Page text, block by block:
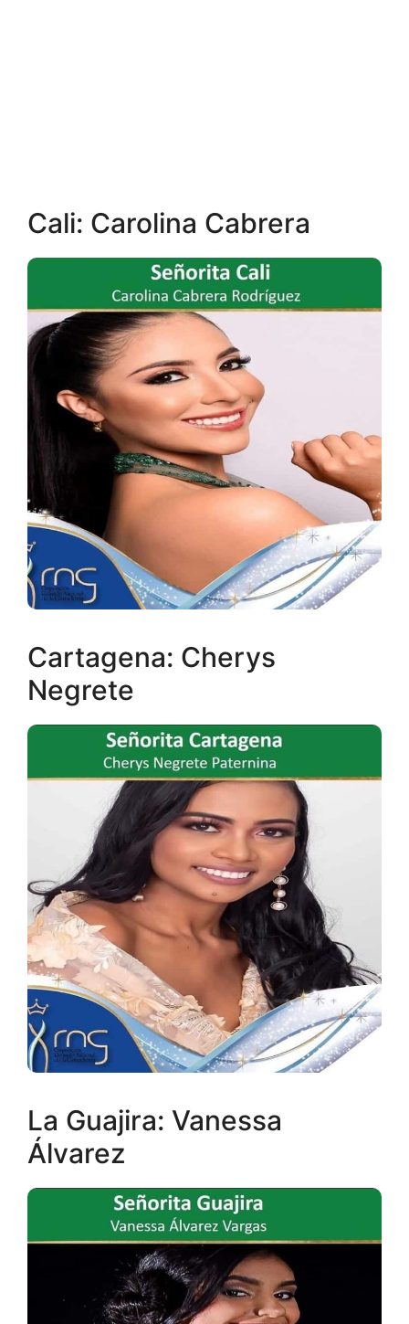
Cali: Carolina Cabrera
Cartagena: Cherys
Negrete
La Guajira: Vanessa
Álvarez